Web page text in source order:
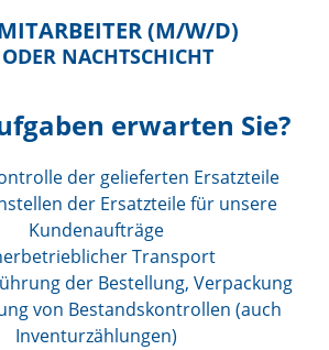
(M/W/D)
NACHTSCHICHT
erwarten Sie?
der gelieferten Ersatzteile
der Ersatzteile für unsere
Kundenaufträge
Transport
der Bestellung, Verpackung
von Bestandskontrollen (auch
Inventurzählungen)